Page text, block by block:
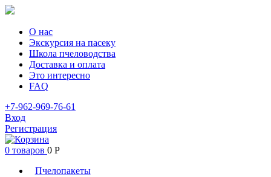
О нас
Экскурсия на пасеку
Школа пчеловодства
Доставка и оплата
Это интересно
FAQ
+7-962-969-76-61
Вход
Регистрация
0 товаров 0 Р
Пчелопакеты